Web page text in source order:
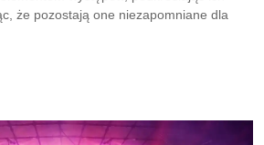
że pozostają one niezapomniane dla